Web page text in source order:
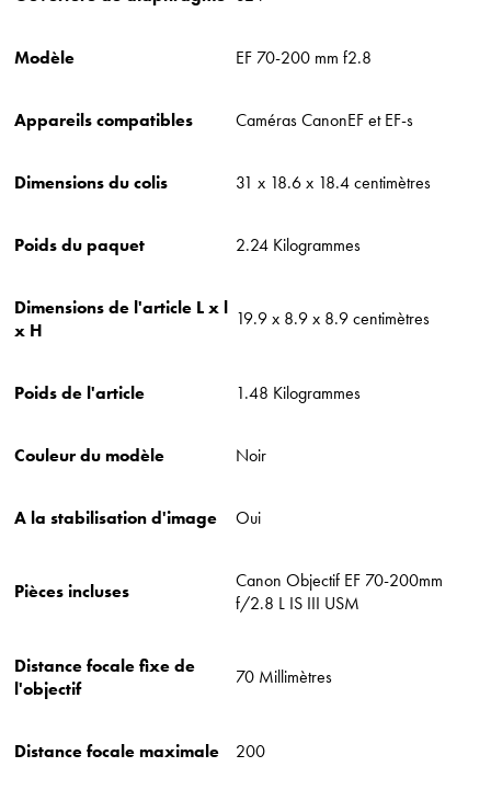
Modèle ‎EF 70-200 mm f2.8
Appareils compatibles ‎Caméras CanonEF et EF-s
Dimensions du colis ‎31 x 18.6 x 18.4 centimètres
Poids du paquet ‎2.24 Kilogrammes
Dimensions de l'article L x l
x H
‎19.9 x 8.9 x 8.9 centimètres
Poids de l'article ‎1.48 Kilogrammes
Couleur du modèle ‎Noir
A la stabilisation d'image ‎Oui
Pièces incluses
‎Canon Objectif EF 70-200mm
f/2.8 L IS III USM
Distance focale fixe de
l'objectif
‎70 Millimètres
Distance focale maximale ‎200